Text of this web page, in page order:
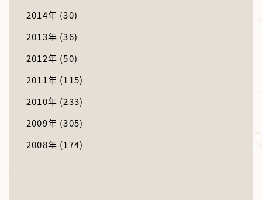
2014年 (30)
2013年 (36)
2012年 (50)
2011年 (115)
2010年 (233)
2009年 (305)
2008年 (174)